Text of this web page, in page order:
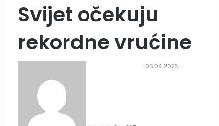
Svijet očekuju
rekordne vrućine
03.04.2025